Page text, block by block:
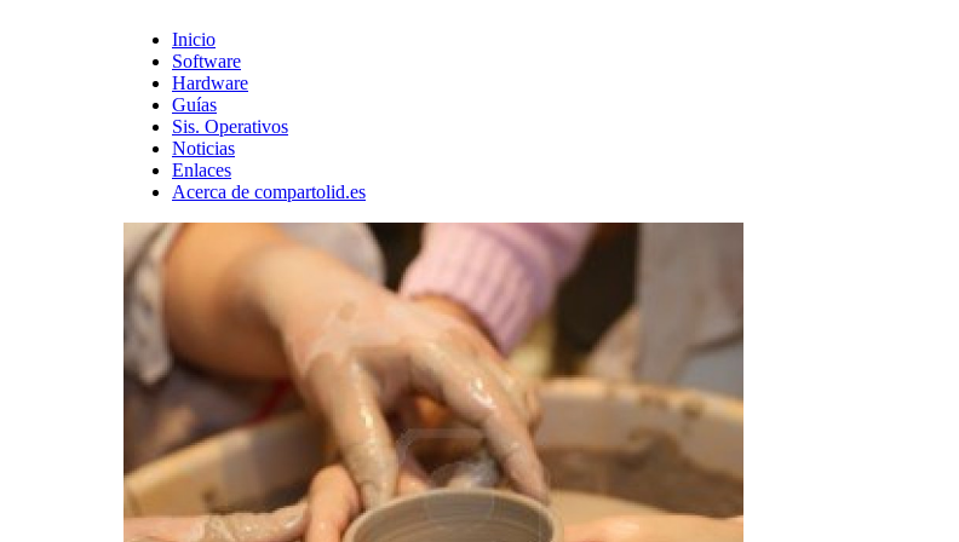
Inicio
Software
Hardware
Guías
Sis. Operativos
Noticias
Enlaces
Acerca de compartolid.es